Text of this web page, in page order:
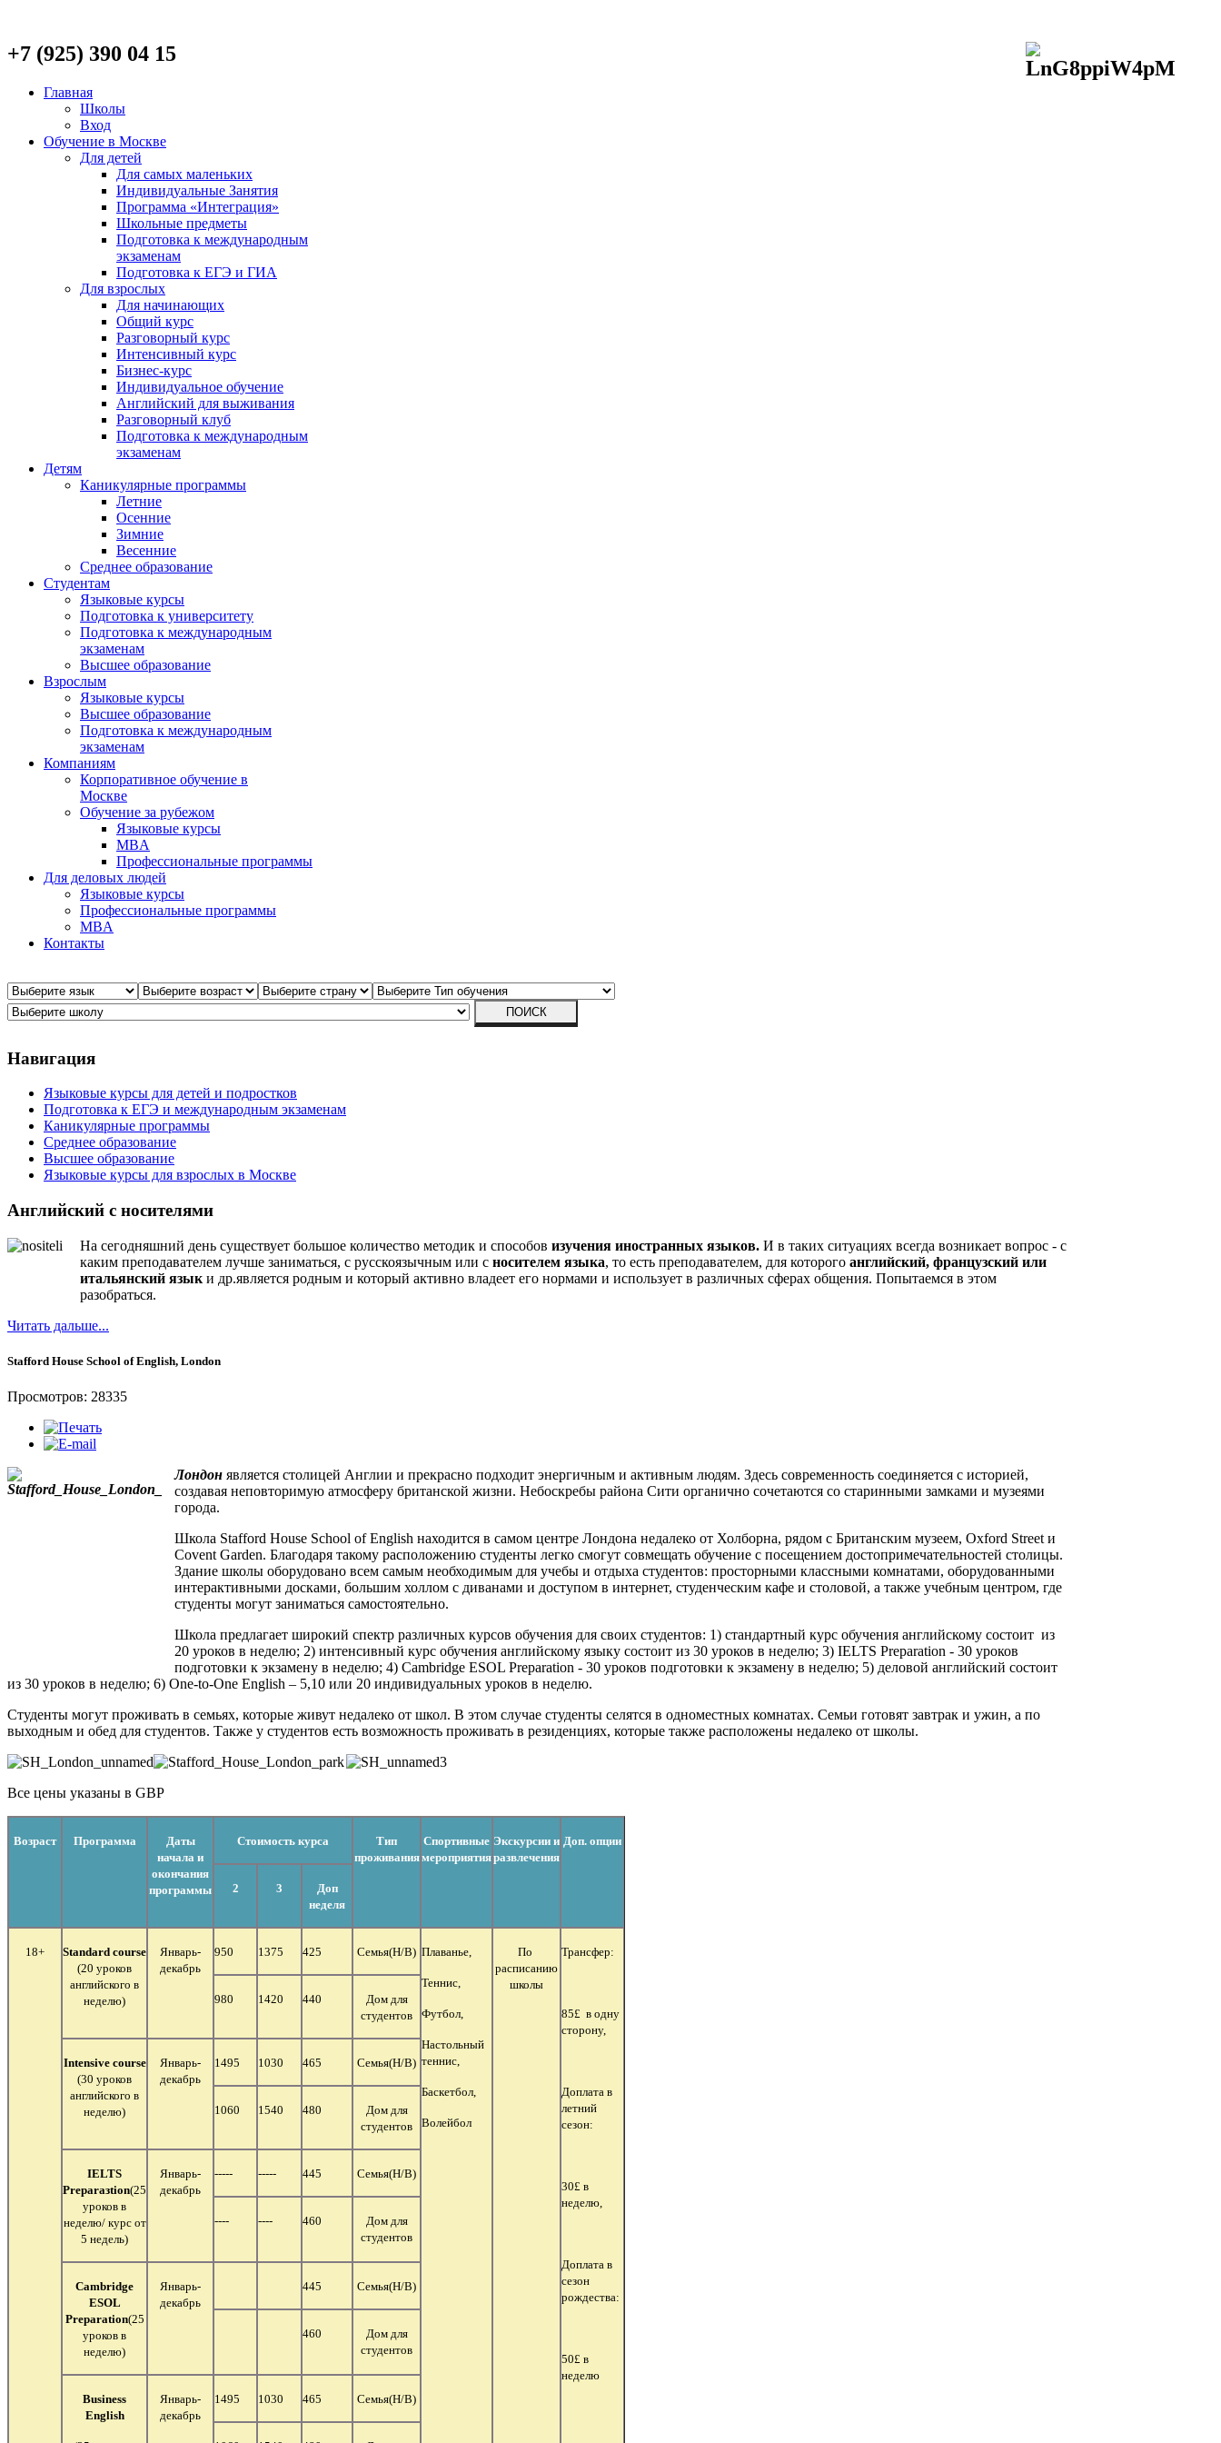
+7 (925) 390 04 15
Главная
Школы
Вход
Обучение в Москве
Для детей
Для самых маленьких
Индивидуальные Занятия
Программа «Интеграция»
Школьные предметы
Подготовка к международным
экзаменам
Подготовка к ЕГЭ и ГИА
Для взрослых
Для начинающих
Общий курс
Разговорный курс
Интенсивный курс
Бизнес-курс
Индивидуальное обучение
Английский для выживания
Разговорный клуб
Подготовка к международным
экзаменам
Детям
Каникулярные программы
Летние
Осенние
Зимние
Весенние
Среднее образование
Студентам
Языковые курсы
Подготовка к университету
Подготовка к международным
экзаменам
Высшее образование
Взрослым
Языковые курсы
Высшее образование
Подготовка к международным
экзаменам
Компаниям
Корпоративное обучение в
Москве
Обучение за рубежом
Языковые курсы
MBA
Профессиональные программы
Для деловых людей
Языковые курсы
Профессиональные программы
MBA
Контакты
Навигация
Языковые курсы для детей и подростков
Подготовка к ЕГЭ и международным экзаменам
Каникулярные программы
Среднее образование
Высшее образование
Языковые курсы для взрослых в Москве
Английский с носителями
На сегодняшний день существует большое количество методик и способов изучения иностранных языков. И в таких ситуациях всегда возникает вопрос - с
каким преподавателем лучше заниматься, с русскоязычным или с носителем языка, то есть преподавателем, для которого английский, французский или
итальянский язык и др.является родным и который активно владеет его нормами и использует в различных сферах общения. Попытаемся в этом
разобраться.
Читать дальше...
Stafford House School of English, London
Просмотров: 28335
Лондон является столицей Англии и прекрасно подходит энергичным и активным людям. Здесь современность соединяется с историей,
создавая неповторимую атмосферу британской жизни. Небоскребы района Сити органично сочетаются со старинными замками и музеями
города.
Школа Stafford House School of English находится в самом центре Лондона недалеко от Холборна, рядом с Британским музеем, Oxford Street и
Covent Garden. Благодаря такому расположению студенты легко смогут совмещать обучение с посещением достопримечательностей столицы.
Здание школы оборудовано всем самым необходимым для учебы и отдыха студентов: просторными классными комнатами, оборудованными
интерактивными досками, большим холлом с диванами и доступом в интернет, студенческим кафе и столовой, а также учебным центром, где
студенты могут заниматься самостоятельно.
Школа предлагает широкий спектр различных курсов обучения для своих студентов: 1) стандартный курс обучения английскому состоит из
20 уроков в неделю; 2) интенсивный курс обучения английскому языку состоит из 30 уроков в неделю; 3) IELTS Preparation - 30 уроков
подготовки к экзамену в неделю; 4) Cambridge ESOL Preparation - 30 уроков подготовки к экзамену в неделю; 5) деловой английский состоит
из 30 уроков в неделю; 6) One-to-One English – 5,10 или 20 индивидуальных уроков в неделю.
Студенты могут проживать в семьях, которые живут недалеко от школ. В этом случае студенты селятся в одноместных комнатах. Семьи готовят завтрак и ужин, а по
выходным и обед для студентов. Также у студентов есть возможность проживать в резиденциях, которые также расположены недалеко от школы.
Все цены указаны в GBP
Возраст Программа
Даты
начала и
окончания
программы
Стоимость курса
Тип
проживания
Спортивные
мероприятия
Экскурсии и
развлечения
Доп. опции
2 3
Доп
неделя
18+ Standard course
(20 уроков
английского в
неделю)
Январь-
декабрь
950 1375 425 Семья(Н/В) Плаванье,
Теннис,
Футбол,
Настольный
теннис,
Баскетбол,
Волейбол
По
расписанию
школы
Трансфер:
85£ в одну
сторону,
Доплата в
летний
сезон:
30£ в
неделю,
Доплата в
сезон
рождества:
50£ в
неделю
980 1420 440
Дом для
студентов
Intensive course
(30 уроков
английского в
неделю)
Январь-
декабрь
1495 1030 465 Семья(Н/В)
1060 1540 480
Дом для
студентов
IELTS
Preparaзtion(25
уроков в
неделю/ курс от
5 недель)
Январь-
декабрь
----- ----- 445 Семья(Н/В)
---- ---- 460
Дом для
студентов
Cambridge
ESOL
Preparation(25
уроков в
неделю)
Январь-
декабрь
445 Семья(Н/В)
460
Дом для
студентов
Business
English
Январь-
декабрь
1495 1030 465 Семья(Н/В)